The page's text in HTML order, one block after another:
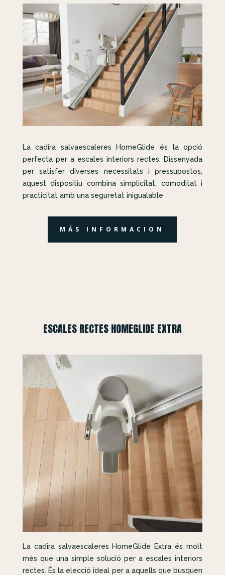
La cadira salvaescaleres HomeGlide és la opció
perfecta per a escales interiors rectes. Dissenyada
per satisfer diverses necessitats i pressupostos,
aquest dispositiu combina simplicitat, comoditat i
practicitat amb una seguretat inigualable
MÁS INFORMACION
ESCALES RECTES HOMEGLIDE EXTRA
La cadira salvaescaleres HomeGlide Extra és molt
més que una simple solució per a escales interiors
rectes. És la elecció ideal per a aquells que busquen